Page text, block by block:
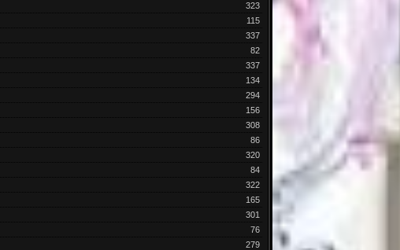
323
115
337
82
337
134
294
156
308
86
320
84
322
165
301
76
279